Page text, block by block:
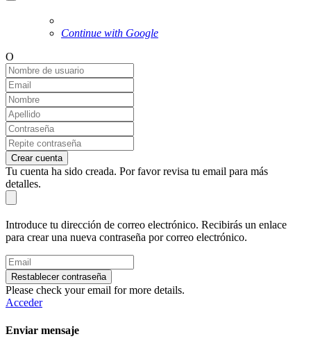
Continue with Google
O
Crear cuenta
Tu cuenta ha sido creada. Por favor revisa tu email para más
detalles.
Introduce tu dirección de correo electrónico. Recibirás un enlace
para crear una nueva contraseña por correo electrónico.
Restablecer contraseña
Please check your email for more details.
Acceder
Enviar mensaje